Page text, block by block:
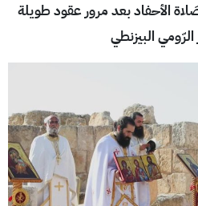
الأحفاد بعد مرور عقود طويلة
البيزنطي